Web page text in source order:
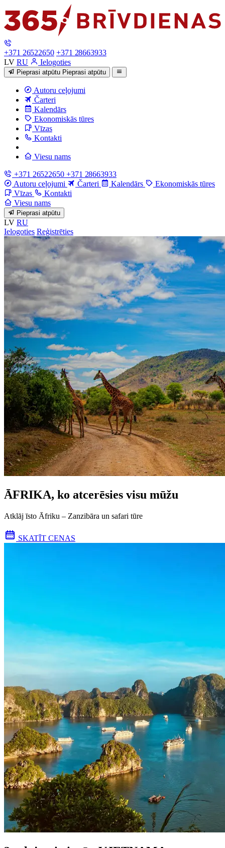
+371 26522650 +371 28663933
LV RU Ielogoties
Pieprasi atpūtu Pieprasi atpūtu
Autoru ceļojumi
Čarteri
Kalendārs
Ekonomiskās tūres
Vīzas
Kontakti
Viesu nams
+371 26522650 +371 28663933
Autoru ceļojumi
Čarteri Kalendārs
Ekonomiskās tūres
Vīzas
Kontakti
Viesu nams
Pieprasi atpūtu
LV RU
Ielogoties Reģistrēties
ĀFRIKA, ko atcerēsies visu mūžu
Atklāj īsto Āfriku – Zanzibāra un safari tūre
SKATĪT CENAS